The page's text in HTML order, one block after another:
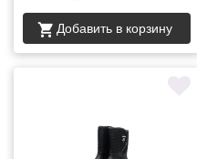
Добавить в корзину